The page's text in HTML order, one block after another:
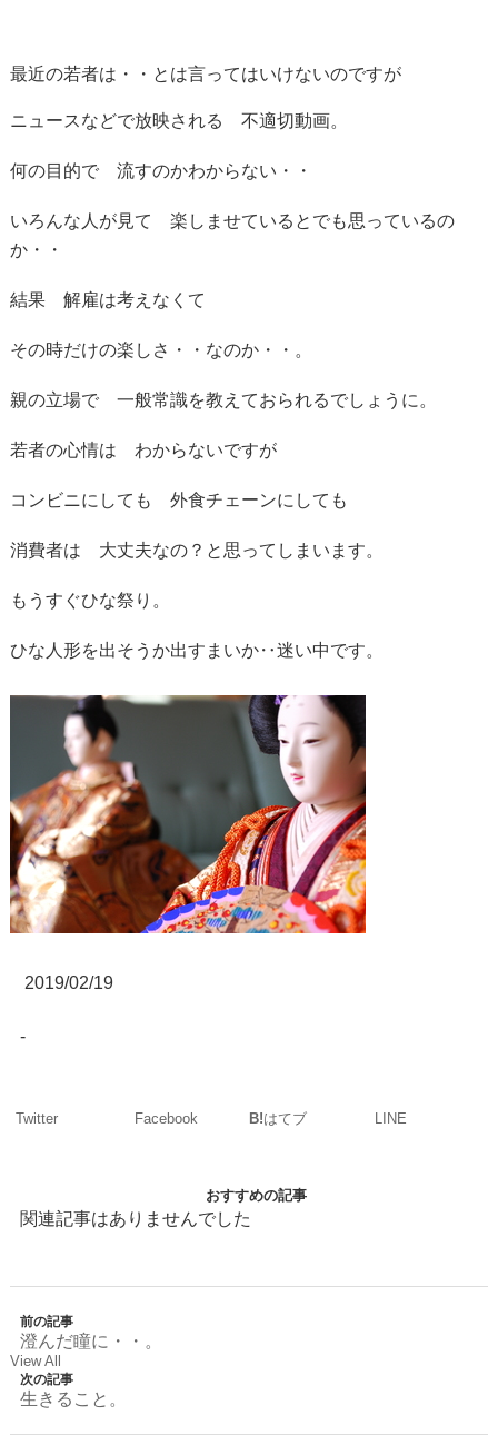
最近の若者は・・とは言ってはいけないのですが
ニュースなどで放映される 不適切動画。
何の目的で 流すのかわからない・・
いろんな人が見て 楽しませているとでも思っているの
か・・
結果 解雇は考えなくて
その時だけの楽しさ・・なのか・・。
親の立場で 一般常識を教えておられるでしょうに。
若者の心情は わからないですが
コンビニにしても 外食チェーンにしても
消費者は 大丈夫なの？と思ってしまいます。
もうすぐひな祭り。
ひな人形を出そうか出すまいか‥迷い中です。
2019/02/19
-
Twitter Facebook B!はてブ LINE
おすすめの記事
関連記事はありませんでした
前の記事
澄んだ瞳に・・。
View All
次の記事
生きること。